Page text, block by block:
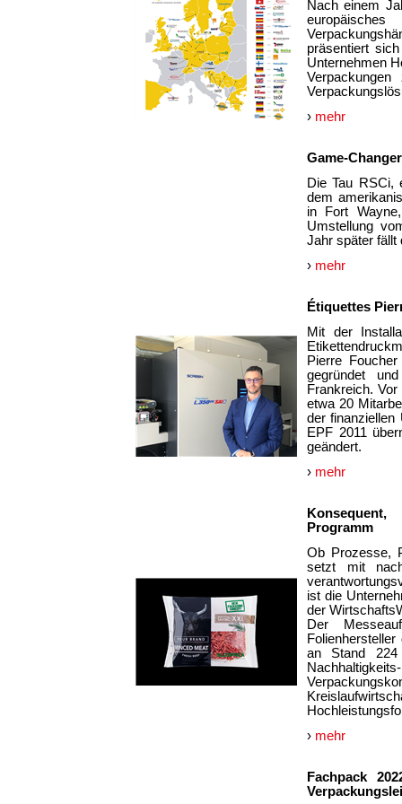
Nach einem
präsentiert
Unternehmen
› mehr
Game-
Die Tau RSCi,
dem
in Fort
Umstellung
Jahr später fällt
› mehr
Étiquettes
Mit der
Pierre
gegründet
Frankreich.
etwa 20
der finanziellen
EPF 2011
geändert.
› mehr
Programm
Ob Prozesse,
setzt mit
ist die
der
Der
an Stand
› mehr
Fachpack